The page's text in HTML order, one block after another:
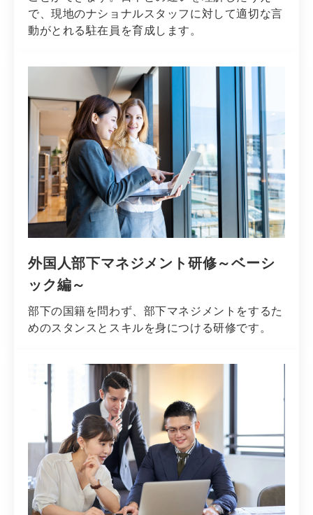
で、現地のナショナルスタッフに対して適切な言
動がとれる駐在員を育成します。
外国人部下マネジメント研修～ベーシ
ック編～
部下の国籍を問わず、部下マネジメントをするた
めのスタンスとスキルを身につける研修です。